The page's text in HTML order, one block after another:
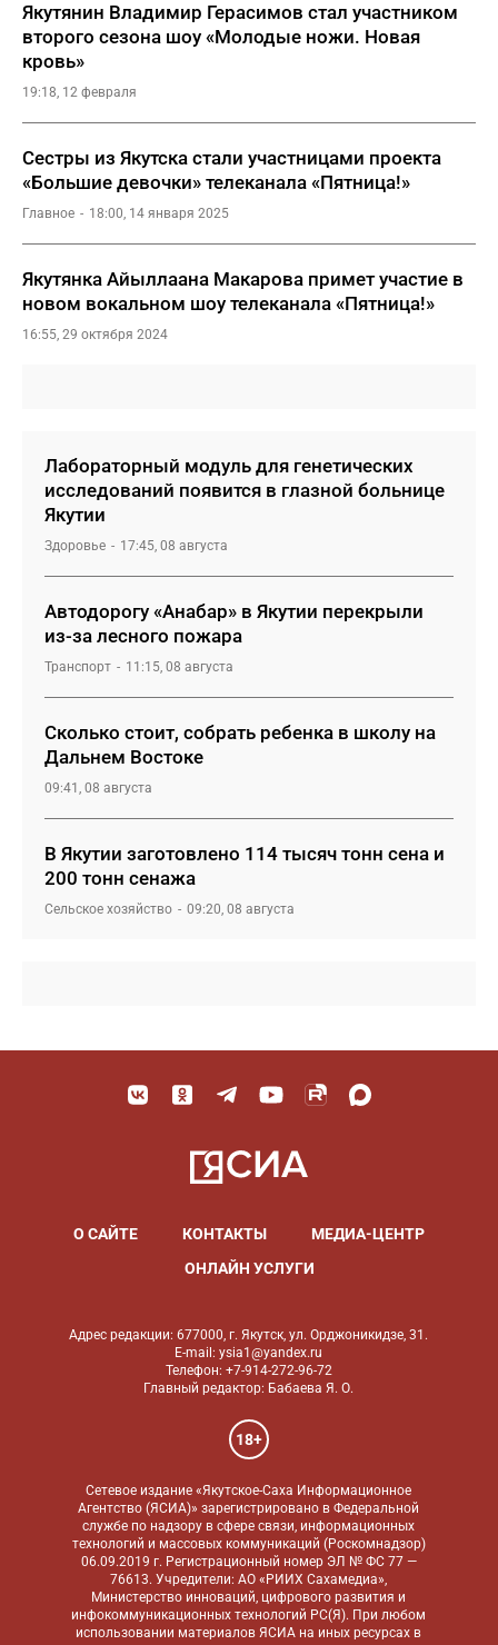
Якутянин Владимир Герасимов стал участником
второго сезона шоу «Молодые ножи. Новая
кровь»
19:18, 12 февраля
Сестры из Якутска стали участницами проекта
«Большие девочки» телеканала «Пятница!»
Главное 18:00, 14 января 2025
Якутянка Айыллаана Макарова примет участие в
новом вокальном шоу телеканала «Пятница!»
16:55, 29 октября 2024
Лабораторный модуль для генетических
исследований появится в глазной больнице
Якутии
Здоровье 17:45, 08 августа
Автодорогу «Анабар» в Якутии перекрыли
из-за лесного пожара
Транспорт 11:15, 08 августа
Сколько стоит, собрать ребенка в школу на
Дальнем Востоке
09:41, 08 августа
В Якутии заготовлено 114 тысяч тонн сена и
200 тонн сенажа
Сельское хозяйство 09:20, 08 августа
О САЙТЕ КОНТАКТЫ
МЕДИА-ЦЕНТР
ОНЛАЙН УСЛУГИ
Адрес редакции: 677000, г. Якутск, ул. Орджоникидзе, 31.
E-mail: ysia1@yandex.ru
Телефон: +7-914-272-96-72
Главный редактор: Бабаева Я. О.
18+
Сетевое издание «Якутское-Саха Информационное
Агентство (ЯСИА)» зарегистрировано в Федеральной
службе по надзору в сфере связи, информационных
технологий и массовых коммуникаций (Роскомнадзор)
06.09.2019 г. Регистрационный номер ЭЛ № ФС 77 —
76613. Учредители: АО «РИИХ Сахамедиа»,
Министерство инноваций, цифрового развития и
инфокоммуникационных технологий РС(Я). При любом
использовании материалов ЯСИА на иных ресурсах в